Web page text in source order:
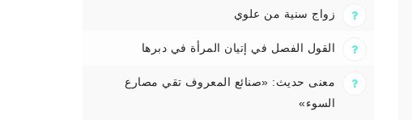
زواج سنية من علوي
القول الفصل في إتيان المرأة في دبرها
معنى حديث: «صنائع المعروف تقي مصارع
السوء»